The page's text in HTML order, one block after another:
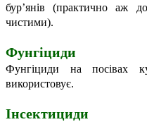
бур’янів (практично аж
чистими).
Фунгіциди
Фунгіциди на посівах
використовує.
Інсектициди